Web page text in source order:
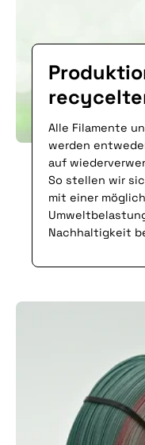
Alle Filamente
werden
auf
So stellen wir
mit einer
Nachhaltigkeit